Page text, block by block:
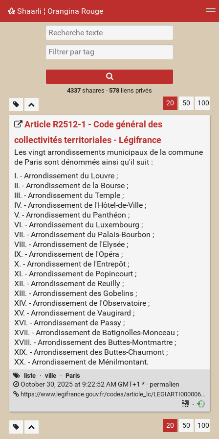
Shaarli ¦ Orangina Rouge
Nuage de tags Mur d'images
results.
4337shaares · 578liens privés
20 50 100
Article R2512-1 - Code général des
collectivités territoriales - Légifrance
Les vingt arrondissements municipaux de la commune
de Paris sont dénommés ainsi qu'il suit :
I. - Arrondissement du Louvre ;
II. - Arrondissement de la Bourse ;
III. - Arrondissement du Temple ;
IV. - Arrondissement de l'Hôtel-de-Ville ;
V. - Arrondissement du Panthéon ;
VI. - Arrondissement du Luxembourg ;
VII. - Arrondissement du Palais-Bourbon ;
VIII. - Arrondissement de l'Elysée ;
IX. - Arrondissement de l'Opéra ;
X. - Arrondissement de l'Entrepôt ;
XI. - Arrondissement de Popincourt ;
XII. - Arrondissement de Reuilly ;
XIII. - Arrondissement des Gobelins ;
XIV. - Arrondissement de l'Observatoire ;
XV. - Arrondissement de Vaugirard ;
XVI. - Arrondissement de Passy ;
XVII. - Arrondissement de Batignolles-Monceau ;
XVIII. - Arrondissement des Buttes-Montmartre ;
XIX. - Arrondissement des Buttes-Chaumont ;
XX. - Arrondissement de Ménilmontant.
liste · ville · Paris
October 30, 2025 at 9:22:52 AM GMT+1 * · permalien
https://www.legifrance.gouv.fr/codes/article_lc/LEGIARTI000006396737
·
20 50 100